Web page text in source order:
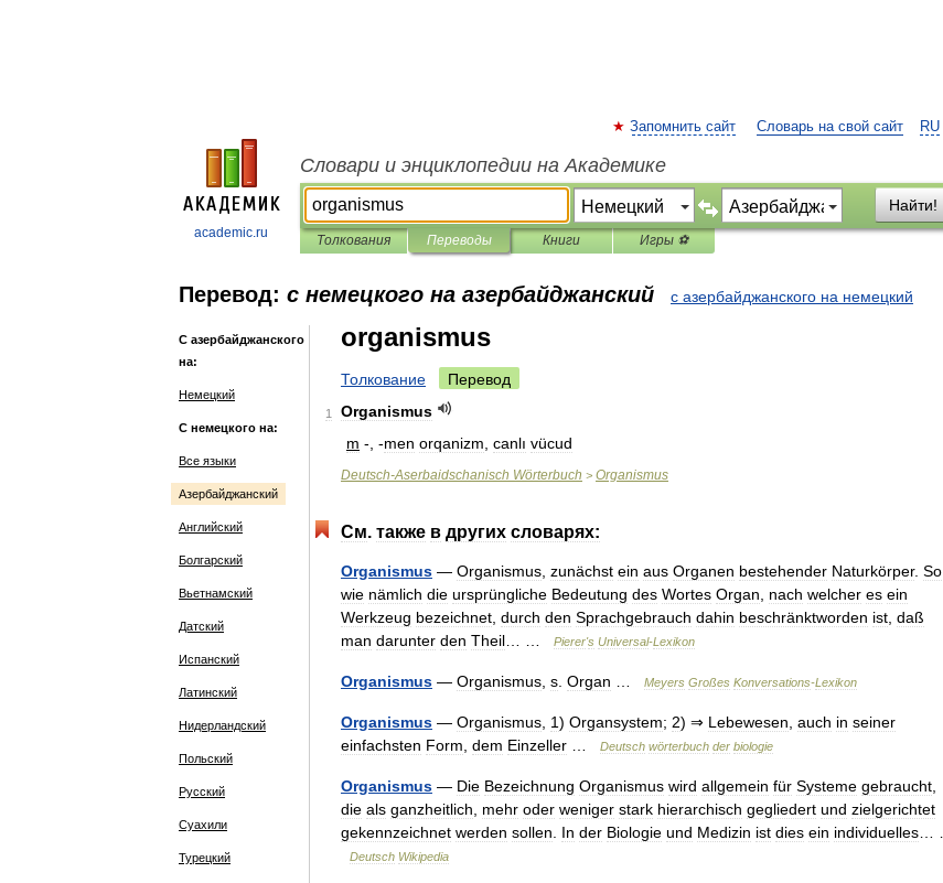
academic.ru
RU
Запомнить сайт Словарь на свой сайт
Словари и энциклопедии на Академике
Найти!
Толкования Переводы Книги Игры ⚽
Перевод: с немецкого на азербайджанский с азербайджанского на немецкий
С азербайджанского
на:
Немецкий
С немецкого на:
Все языки
Азербайджанский
Английский
Болгарский
Вьетнамский
Датский
Испанский
Латинский
Нидерландский
Польский
Русский
Суахили
Турецкий
organismus
Толкование Перевод
1
Organismus
m -, -men orqanizm canlı vücud
Deutsch-Aserbaidschanisch Wörterbuch > Organismus
См. также в других словарях:
Organismus — Organismus zunächst ein aus Organen bestehender Naturkörper. So
wie nämlich die ursprüngliche Bedeutung des Wortes Organ nach welcher es ein
Werkzeug bezeichnet durch den Sprachgebrauch dahin beschränktworden ist daß
man darunter den Theil Pierer's Universal-Lexikon
Organismus — Organismus s Organ Meyers Großes Konversations-Lexikon
Organismus — Organismus 1) Organsystem; 2) ⇒ Lebewesen auch in seiner
einfachsten Form dem Einzeller Deutsch wörterbuch der biologie
Organismus — Die Bezeichnung Organismus wird allgemein für Systeme gebraucht
die als ganzheitlich mehr oder weniger stark hierarchisch gegliedert und zielgerichtet
gekennzeichnet werden sollen In der Biologie und Medizin ist dies ein individuelles
Deutsch Wikipedia